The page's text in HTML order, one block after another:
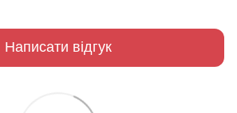
Написати відгук